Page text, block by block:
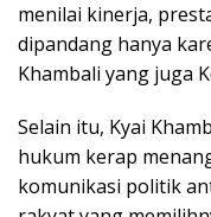
menilai kinerja,
dipandang hanya
Khambali yang juga
Selain itu, Kyai
hukum kerap
komunikasi politik